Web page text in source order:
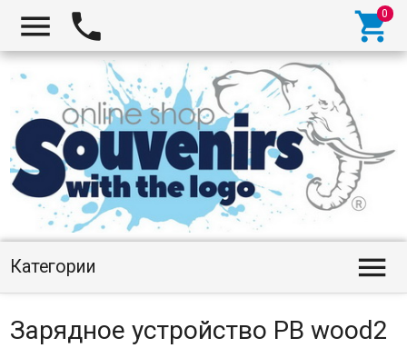
  
Категории 
Зарядное устройство PB wood2